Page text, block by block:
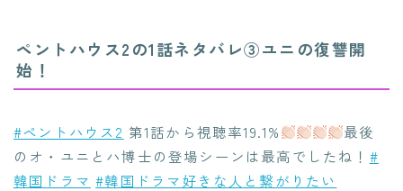
ペントハウス2の1話ネタバレ③ユニの復讐開
始！
#ペントハウス2 第1話から視聴率19.1%
最後
のオ・ユニとハ博士の登場シーンは最高でしたね！ #
韓国ドラマ #韓国ドラマ好きな人と繋がりたい